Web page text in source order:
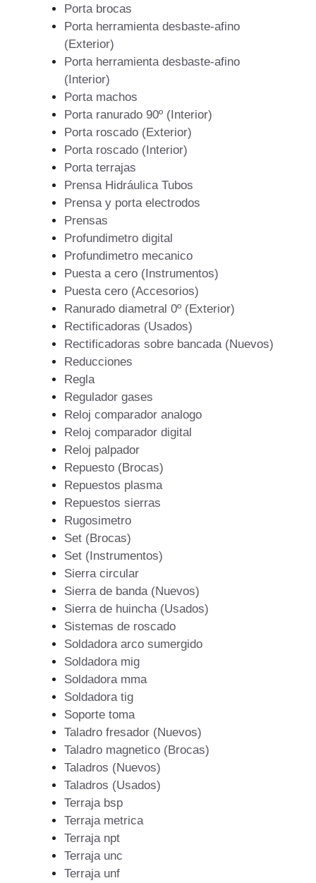
Porta brocas
Porta herramienta desbaste-afino
(Exterior)
Porta herramienta desbaste-afino
(Interior)
Porta machos
Porta ranurado 90º (Interior)
Porta roscado (Exterior)
Porta roscado (Interior)
Porta terrajas
Prensa Hidráulica Tubos
Prensa y porta electrodos
Prensas
Profundimetro digital
Profundimetro mecanico
Puesta a cero (Instrumentos)
Puesta cero (Accesorios)
Ranurado diametral 0º (Exterior)
Rectificadoras (Usados)
Rectificadoras sobre bancada (Nuevos)
Reducciones
Regla
Regulador gases
Reloj comparador analogo
Reloj comparador digital
Reloj palpador
Repuesto (Brocas)
Repuestos plasma
Repuestos sierras
Rugosimetro
Set (Brocas)
Set (Instrumentos)
Sierra circular
Sierra de banda (Nuevos)
Sierra de huincha (Usados)
Sistemas de roscado
Soldadora arco sumergido
Soldadora mig
Soldadora mma
Soldadora tig
Soporte toma
Taladro fresador (Nuevos)
Taladro magnetico (Brocas)
Taladros (Nuevos)
Taladros (Usados)
Terraja bsp
Terraja metrica
Terraja npt
Terraja unc
Terraja unf